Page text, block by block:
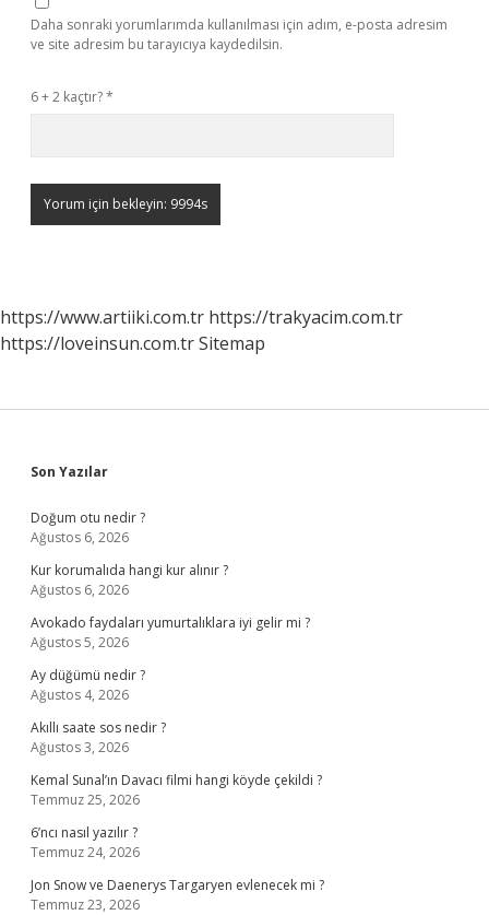
Daha sonraki yorumlarımda kullanılması için adım, e-posta adresim
ve site adresim bu tarayıcıya kaydedilsin.
6 + 2 kaçtır?*
https://www.artiiki.com.tr https://trakyacim.com.tr
https://loveinsun.com.trSitemap
Sidebar
Son Yazılar
Doğum otu nedir ?
Ağustos 6, 2026
Kur korumalıda hangi kur alınır ?
Ağustos 6, 2026
Avokado faydaları yumurtalıklara iyi gelir mi ?
Ağustos 5, 2026
Ay düğümü nedir ?
Ağustos 4, 2026
Akıllı saate sos nedir ?
Ağustos 3, 2026
Kemal Sunal’ın Davacı filmi hangi köyde çekildi ?
Temmuz 25, 2026
6’ncı nasıl yazılır ?
Temmuz 24, 2026
Jon Snow ve Daenerys Targaryen evlenecek mi ?
Temmuz 23, 2026